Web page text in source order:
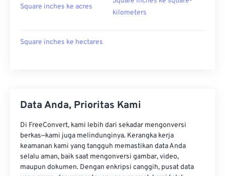
Square inches ke acres
kilometers
Square inches ke hectares
Data Anda, Prioritas Kami
Di FreeConvert, kami lebih dari sekadar mengonversi
berkas—kami juga melindunginya. Kerangka kerja
keamanan kami yang tangguh memastikan data Anda
selalu aman, baik saat mengonversi gambar, video,
maupun dokumen. Dengan enkripsi canggih, pusat data